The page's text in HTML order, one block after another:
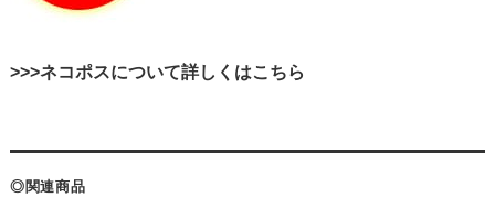
>>>ネコポスについて詳しくはこちら
◎関連商品